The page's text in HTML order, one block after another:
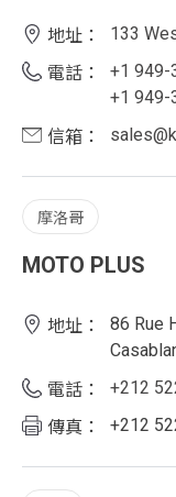
地址：
133
電話：
+1 949-
+1 949-
信箱：
摩洛哥
MOTO PLUS
地址：
86 Rue
電話：
+212
傳真：
+212